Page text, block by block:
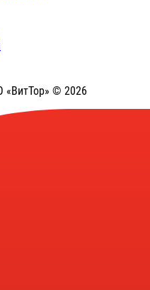
© 2026